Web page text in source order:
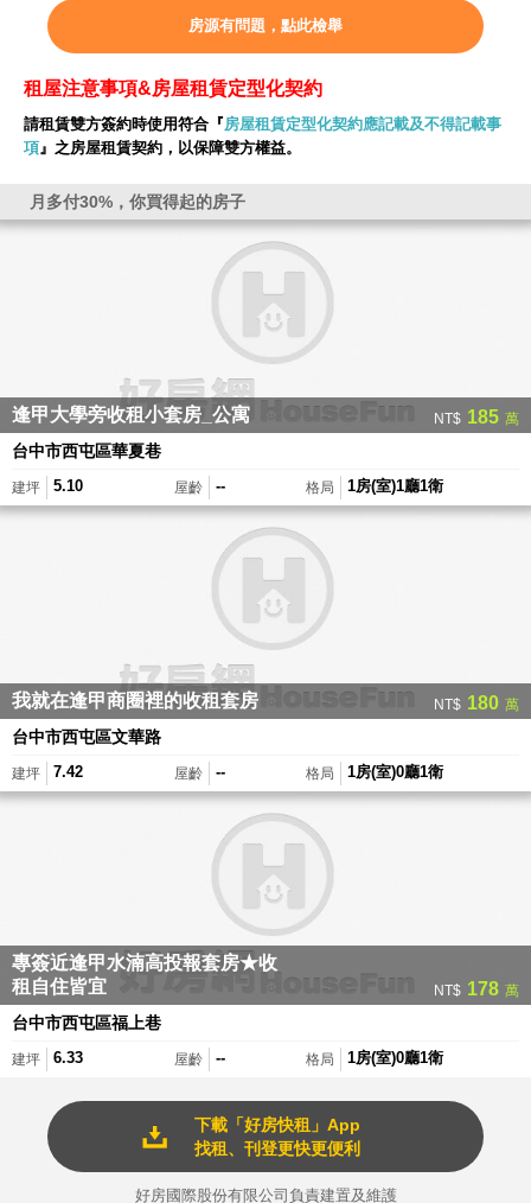
房源有問題，點此檢舉
租屋注意事項&房屋租賃定型化契約
請租賃雙方簽約時使用符合『房屋租賃定型化契約應記載及不得記載事
項』之房屋租賃契約，以保障雙方權益。
月多付30%，你買得起的房子
逢甲大學旁收租小套房_公寓 NT$ 185 萬
台中市西屯區華夏巷
建坪 5.10 屋齡 -- 格局 1房(室)1廳1衛
我就在逢甲商圈裡的收租套房 NT$ 180 萬
台中市西屯區文華路
建坪 7.42 屋齡 -- 格局 1房(室)0廳1衛
專簽近逢甲水湳高投報套房★收
租自住皆宜
NT$ 178 萬
台中市西屯區福上巷
建坪 6.33 屋齡 -- 格局 1房(室)0廳1衛
下載「好房快租」App
找租、刊登更快更便利
了
解
並
同
好
房
同
意
條
並
成
員。
撥
話
匯
款
作
為
房
皆
為
1/1
好房國際股份有限公司負責建置及維護